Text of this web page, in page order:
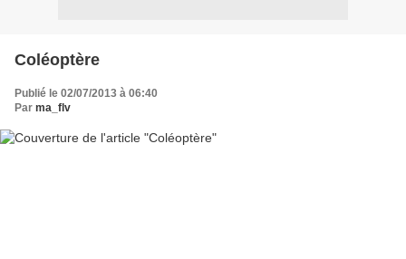
Coléoptère
Publié le 02/07/2013 à 06:40
Par ma_flv